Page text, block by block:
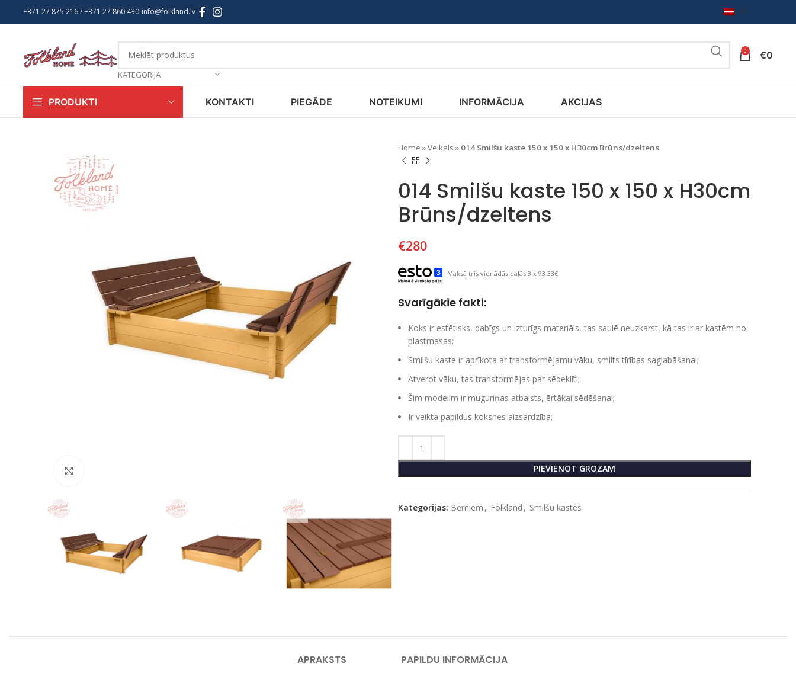
+371 27 875 216/ +371 27 860 430 info@folkland.lv LV
KATEGORIJA
0 €0
PRODUKTI KONTAKTI PIEGĀDE NOTEIKUMI INFORMĀCIJA AKCIJAS
Home »Veikals » 014 Smilšu kaste 150 x 150 x H30cm Brūns/dzeltens
014 Smilšu kaste 150 x 150 x H30cm
Brūns/dzeltens
€280
Maksā trīs vienādās daļās 3 x 93.33€
Svarīgākie fakti:
Koks ir estētisks, dabīgs un izturīgs materiāls, tas saulē neuzkarst, kā tas ir ar kastēm no
plastmasas;
Smilšu kaste ir aprīkota ar transformējamu vāku, smilts tīrības saglabāšanai;
Atverot vāku, tas transformējas par sēdeklīti;
Šim modelim ir muguriņas atbalsts, ērtākai sēdēšanai;
Ir veikta papildus koksnes aizsardzība;
PIEVIENOT GROZAM
Kategorijas: Bērniem , Folkland , Smilšu kastes
APRAKSTS PAPILDU INFORMĀCIJA